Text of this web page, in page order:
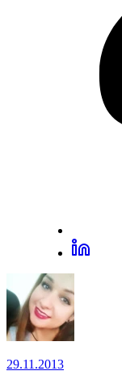
29.11.2013